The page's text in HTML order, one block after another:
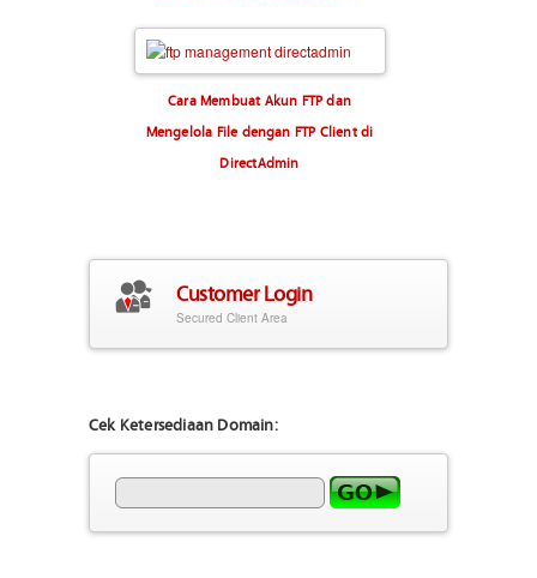
Cara Membuat Akun FTP dan
Mengelola File dengan FTP Client di
DirectAdmin
Customer Login
Secured Client Area
Cek Ketersediaan Domain: